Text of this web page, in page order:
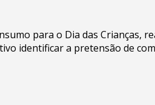
para o Dia das Crianças,
identificar a pretensão de